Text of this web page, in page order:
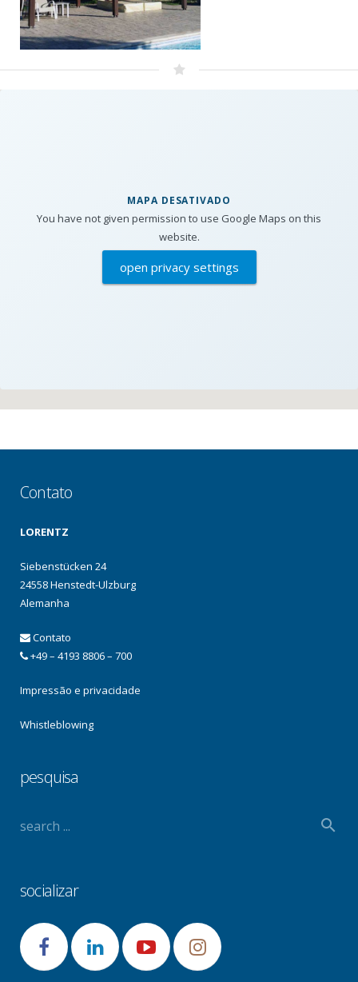
MAPA DESATIVADO
You have not given permission to use Google Maps on this
website.
open privacy settings
Contato
LORENTZ
Siebenstücken 24
24558 Henstedt-Ulzburg
Alemanha
Contato
+49 – 4193 8806 – 700
Impressão e privacidade
Whistleblowing
pesquisa
socializar